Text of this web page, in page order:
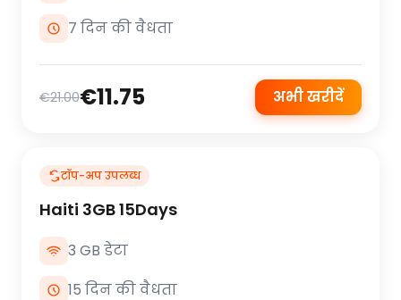
7 दिन की वैधता
€21.00€11.75 अभी खरीदें
टॉप-अप उपलब्ध
Haiti 3GB 15Days
3 GB डेटा
15 दिन की वैधता